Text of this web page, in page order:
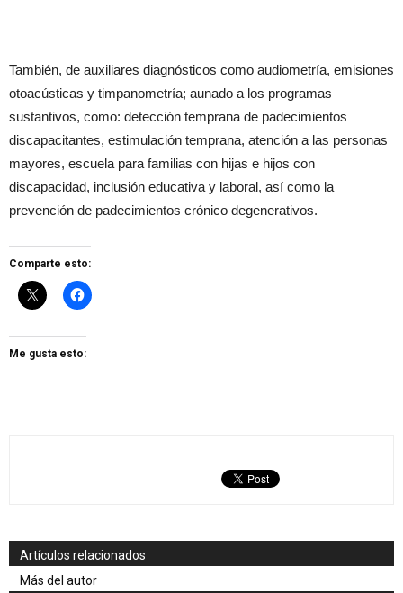
También, de auxiliares diagnósticos como audiometría, emisiones
otoacústicas y timpanometría; aunado a los programas
sustantivos, como: detección temprana de padecimientos
discapacitantes, estimulación temprana, atención a las personas
mayores, escuela para familias con hijas e hijos con
discapacidad, inclusión educativa y laboral, así como la
prevención de padecimientos crónico degenerativos.
Comparte esto:
Me gusta esto:
Artículos relacionados
Más del autor